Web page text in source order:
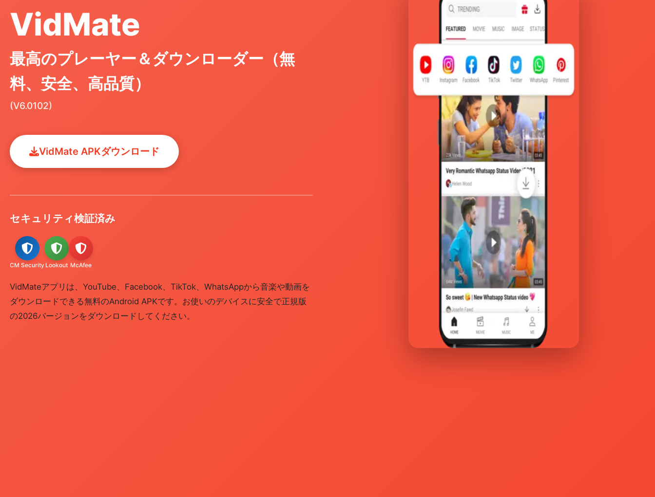
VidMate
最高のプレーヤー＆ダウンローダー（無
料、安全、高品質）
(V6.0102)
VidMate APKダウンロード
セキュリティ検証済み
CM Security Lookout McAfee
VidMateアプリは、YouTube、Facebook、TikTok、WhatsAppから音楽や動画を
ダウンロードできる無料のAndroid APKです。お使いのデバイスに安全で正規版
の2026バージョンをダウンロードしてください。